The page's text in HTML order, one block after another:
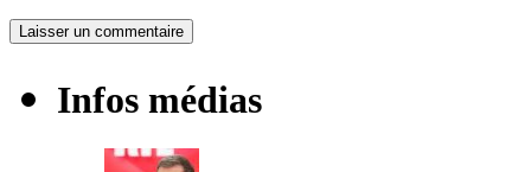
Infos médias